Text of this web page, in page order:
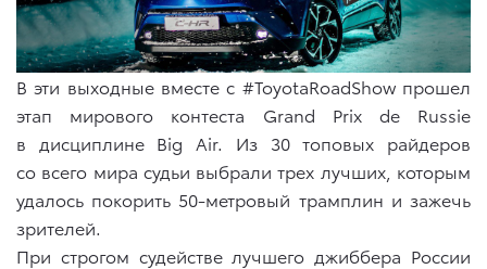
В эти выходные вместе с #ToyotaRoadShow прошел
этап мирового контеста Grand Prix de Russie
в дисциплине Big Air. Из 30 топовых райдеров
со всего мира судьи выбрали трех лучших, которым
удалось покорить 50-метровый трамплин и зажечь
зрителей.
При строгом судействе лучшего джиббера России